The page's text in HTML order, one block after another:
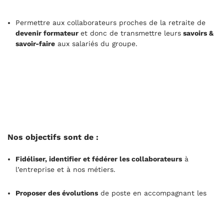
Permettre aux collaborateurs proches de la retraite de
devenir formateur et donc de transmettre leurs savoirs &
savoir-faire aux salariés du groupe.
Nos objectifs sont de :
Fidéliser, identifier et fédérer les collaborateurs à
l’entreprise et à nos métiers.
Proposer des évolutions de poste en accompagnant les